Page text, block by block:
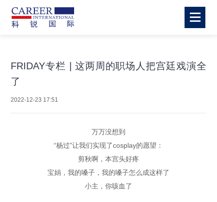
FRIDAY专栏 | 这两周的职场人把宫廷戏演全
了
2022-12-23 17:51
万万没想到
“杨过”让我们实现了cosplay的愿望：
剪秋啊，本宫头好疼
宝娟，我的嗓子，我的嗓子怎么成这样了
小主，你咳血了